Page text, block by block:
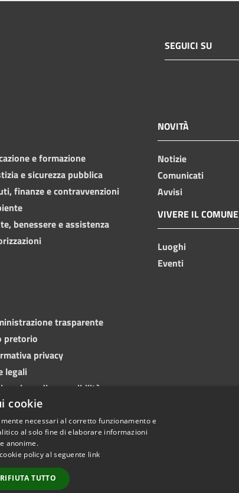
SEGUICI SU
e formazione
e sicurezza pubblica
finanze e contravvenzioni
benessere e assistenza
NOVITÀ
Notizie
Comunicati
Avvisi
VIVERE IL COMUNE
Luoghi
Eventi
trasparente
pretorio
privacy
legali
di accessibilità
cookie
necessari al corretto funzionamento e
al solo fine di elaborare informazioni
anonime.
policy al seguente link
RIFIUTA TUTTO